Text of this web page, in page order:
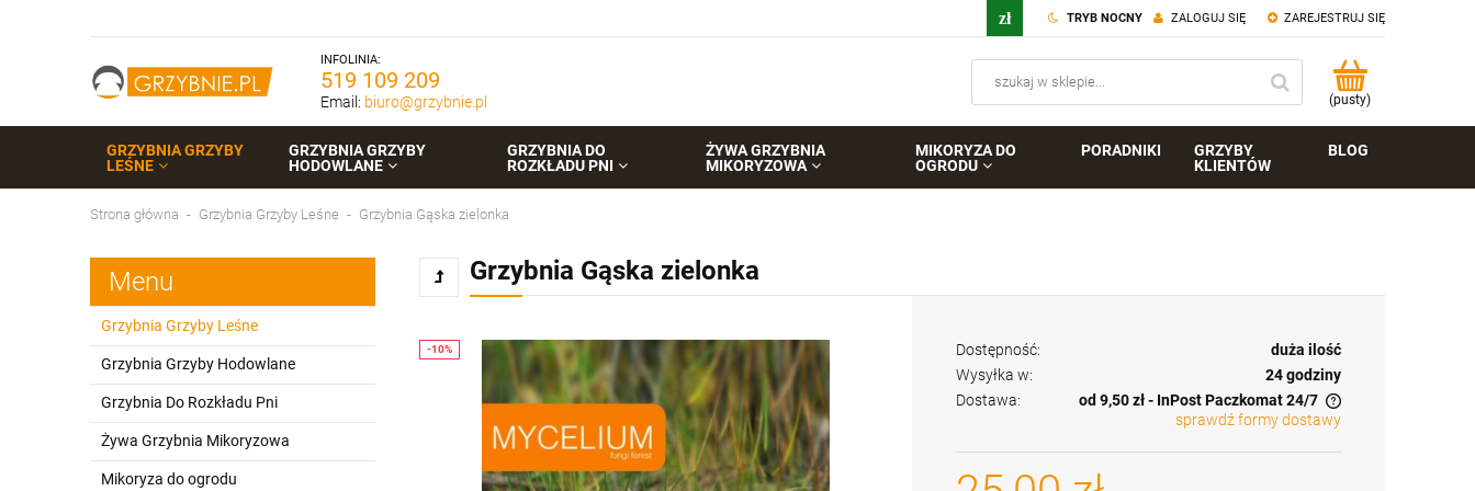
ZAREJESTRUJ SIĘ
ZALOGUJ SIĘ
TRYB NOCNY
INFOLINIA:
519 109 209
Email: biuro@grzybnie.pl (pusty)
GRZYBNIA GRZYBY
LEŚNE
GRZYBNIA GRZYBY
HODOWLANE
GRZYBNIA DO
ROZKŁADU PNI
ŻYWA GRZYBNIA
MIKORYZOWA
MIKORYZA DO
OGRODU
PORADNIKI
GRZYBY
KLIENTÓW
BLOG
Strona główna Grzybnia Grzyby Leśne Grzybnia Gąska zielonka
Menu
Grzybnia Grzyby Leśne
Grzybnia Grzyby Hodowlane
Grzybnia Do Rozkładu Pni
Żywa Grzybnia Mikoryzowa
Mikoryza do ogrodu
Grzybnia Gąska zielonka
Dostępność:
duża ilość
Wysyłka w:
24 godziny
Dostawa:
od 9,50 zł- InPost Paczkomat 24/7
Cena nie zawiera ewentualnych kosztów
płatności
sprawdź formy dostawy